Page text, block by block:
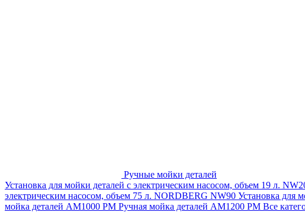
Ручные мойки деталей
Установка для мойки деталей с электрическим насосом, объем 19 л.
электрическим насосом, объем 75 л. NORDBERG NW90 Установка для
мойка деталей АМ1000 РМ Ручная мойка деталей АМ1200 РМ Все